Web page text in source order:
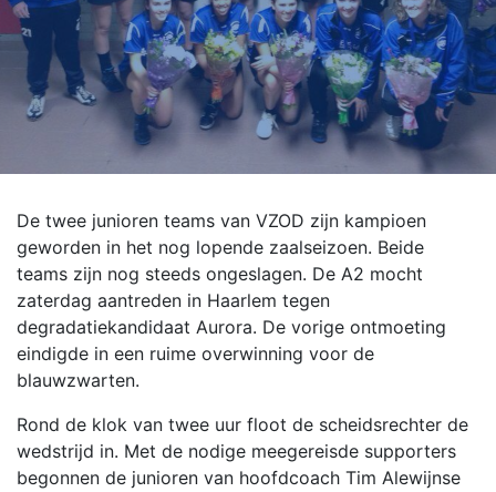
De twee junioren teams van VZOD zijn kampioen
geworden in het nog lopende zaalseizoen. Beide
teams zijn nog steeds ongeslagen. De A2 mocht
zaterdag aantreden in Haarlem tegen
degradatiekandidaat Aurora. De vorige ontmoeting
eindigde in een ruime overwinning voor de
blauwzwarten.
Rond de klok van twee uur floot de scheidsrechter de
wedstrijd in. Met de nodige meegereisde supporters
begonnen de junioren van hoofdcoach Tim Alewijnse